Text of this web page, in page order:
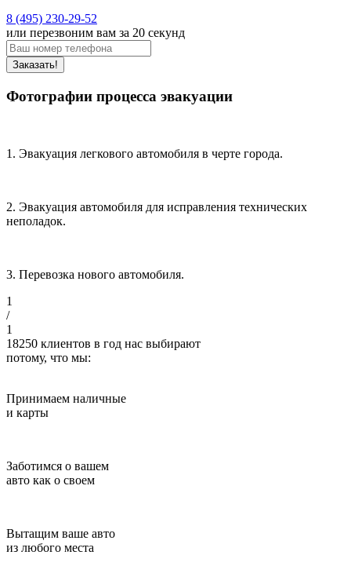
8 (495) 230-29-52
или перезвоним вам за 20 секунд
Заказать!
Фотографии процесса эвакуации
1. Эвакуация легкового автомобиля в черте города.
2. Эвакуация автомобиля для исправления технических
неполадок.
3. Перевозка нового автомобиля.
1
/
1
18250 клиентов в год нас выбирают
потому, что мы:
Принимаем наличные
и карты
Заботимся о вашем
авто как о своем
Вытащим ваше авто
из любого места